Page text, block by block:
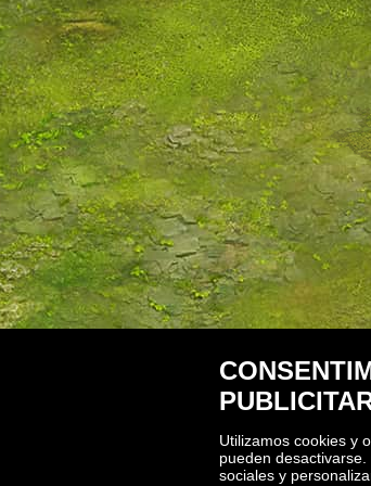
Utilizamos cookies y
pueden
sociales y